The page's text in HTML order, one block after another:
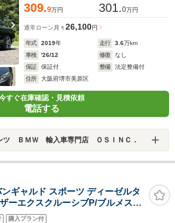
309.9万円 301.0万円
通常ローン 月々26,100円
年式 2019年 走行 3.6万km
車検
'26/12 修復
なし
保証
保証付 整備
法定整備付
住所
大阪府堺市美原区
すぐ在庫確認・見積依頼
電話する
ツ ＢＭＷ 輸入車専門店 ＯＳＩＮＣ．
ギャルド スポーツ ディーゼルタ
ーエクスクルーシブP/ブルメスタ
カメラ/パワートランク/黒革/前
購入プラン付